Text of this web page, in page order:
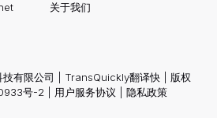
关于我们
有限公司 | TransQuickly翻译快 | 版权
号-2 用户服务协议 隐私政策